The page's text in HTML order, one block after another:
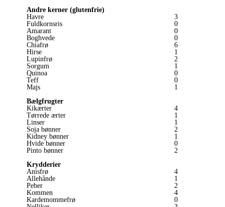
Andre kerner (glutenfrie)
Havre
3
Fuldkornsris
0
Amarant
0
Boghvede
0
Chiafrø
6
Hirse
1
Lupinfrø
2
Sorgum
1
Quinoa
0
Teff
0
Majs
1
Bælgfrugter
Kikærter
4
Tørrede ærter
1
Linser
1
Soja bønner
2
Kidney bønner
1
Hvide bønner
0
Pinto bønner
2
Krydderier
Anisfrø
4
Allehånde
1
Peber
2
Kommen
4
Kardemommefrø
0